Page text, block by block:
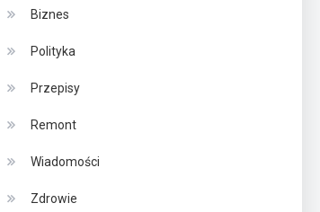
Biznes
Polityka
Przepisy
Remont
Wiadomości
Zdrowie